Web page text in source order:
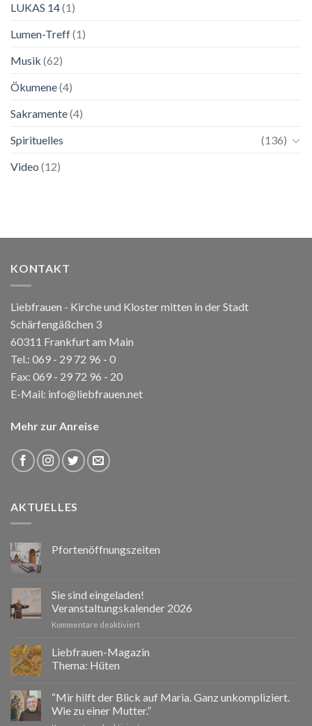
LUKAS 14(1)
Lumen-Treff(1)
Musik (62)
Ökumene(4)
Sakramente(4)
Spirituelles
(136)
Video (12)
KONTAKT
Liebfrauen - Kirche und Kloster mitten in der Stadt
Schärfengäßchen 3
60311 Frankfurt am Main
Tel.: 069 - 29 72 96 - 0
Fax: 069 - 29 72 96 - 20
E-Mail: info@liebfrauen.net
Mehr zur Anreise
AKTUELLES
Pfortenöffnungszeiten
Sie sind eingeladen!
Veranstaltungskalender 2026
Kommentare deaktiviertfür
sind
Liebfrauen-Magazin
Thema: Hüten
“Mir hilft der Blick auf Maria. Ganz unkompliziert.
Wie zu einer Mutter.”